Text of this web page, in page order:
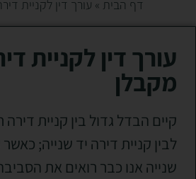
דף הבית » עורך דין לקניית
עורך דין לקניית
מקבלן
קיים הבדל גדול בין קניית
לבין קניית דירה יד שנייה;
שנייה אנו כבר רואים את